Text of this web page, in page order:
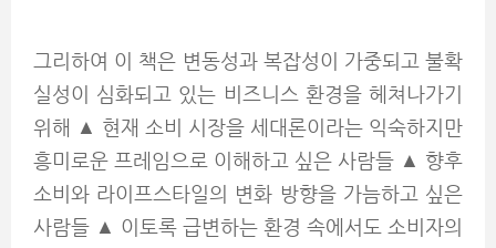
그리하여 이 책은 변동성과 복잡성이 가중되고 불확
실성이 심화되고 있는 비즈니스 환경을 헤쳐나가기
위해 ▲ 현재 소비 시장을 세대론이라는 익숙하지만
흥미로운 프레임으로 이해하고 싶은 사람들 ▲ 향후
소비와 라이프스타일의 변화 방향을 가늠하고 싶은
사람들 ▲ 이토록 급변하는 환경 속에서도 소비자의